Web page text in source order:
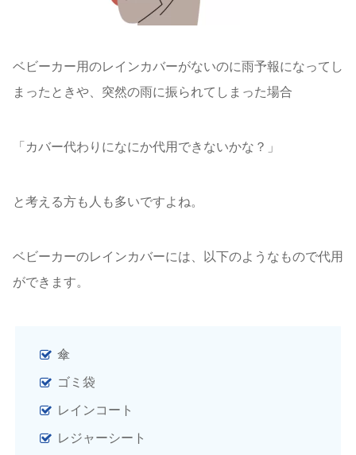
ベビーカー用のレインカバーがないのに雨予報になってし
まったときや、突然の雨に振られてしまった場合
「カバー代わりになにか代用できないかな？」
と考える方も人も多いですよね。
ベビーカーのレインカバーには、以下のようなもので代用
ができます。
傘
ゴミ袋
レインコート
レジャーシート